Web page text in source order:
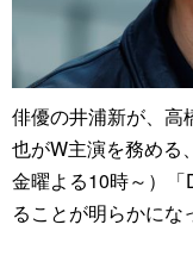
俳優の井浦新が、高
也がW主演を務める
金曜よる10時～）
ることが明らかにな